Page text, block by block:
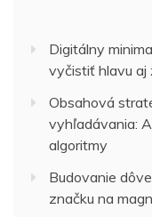
Digitálny
vyčistiť hlavu aj
Obsahová
vyhľadávania:
algoritmy
Budovanie
značku na